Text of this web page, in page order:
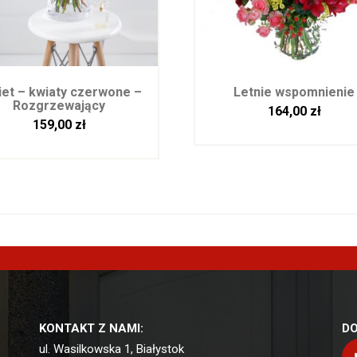
– kwiaty czerwone –
Rozgrzewający
159,00 zł
Letnie wspomnienie
164,00 zł
KONTAKT Z NAMI:
ul. Wasilkowska 1, Białystok